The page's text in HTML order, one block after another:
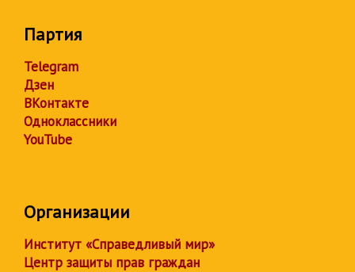
Партия
Telegram
Дзен
ВКонтакте
Одноклассники
YouTube
Организации
Институт «Справедливый мир»
Центр защиты прав граждан